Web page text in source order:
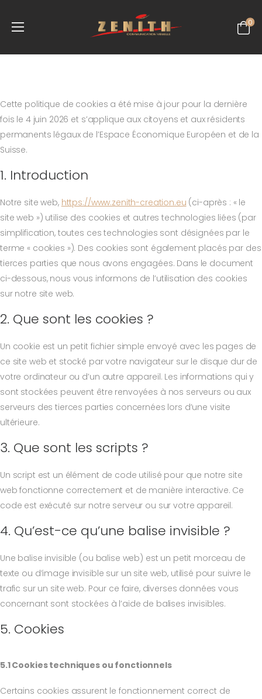
0
Cette politique de cookies a été mise à jour pour la dernière
fois le 4 juin 2026 et s’applique aux citoyens et aux résidents
permanents légaux de l’Espace Économique Européen et de la
Suisse.
1. Introduction
Notre site web, https://www.zenith-creation.eu (ci-après : « le
site web ») utilise des cookies et autres technologies liées (par
simplification, toutes ces technologies sont désignées par le
terme « cookies »). Des cookies sont également placés par des
tierces parties que nous avons engagées. Dans le document
ci-dessous, nous vous informons de l’utilisation des cookies
sur notre site web.
2. Que sont les cookies ?
Un cookie est un petit fichier simple envoyé avec les pages de
ce site web et stocké par votre navigateur sur le disque dur de
votre ordinateur ou d’un autre appareil. Les informations qui y
sont stockées peuvent être renvoyées à nos serveurs ou aux
serveurs des tierces parties concernées lors d’une visite
ultérieure.
3. Que sont les scripts ?
Un script est un élément de code utilisé pour que notre site
web fonctionne correctement et de manière interactive. Ce
code est exécuté sur notre serveur ou sur votre appareil.
4. Qu’est-ce qu’une balise invisible ?
Une balise invisible (ou balise web) est un petit morceau de
texte ou d’image invisible sur un site web, utilisé pour suivre le
trafic sur un site web. Pour ce faire, diverses données vous
concernant sont stockées à l’aide de balises invisibles.
5. Cookies
5.1 Cookies techniques ou fonctionnels
Certains cookies assurent le fonctionnement correct de